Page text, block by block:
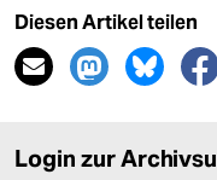
Diesen Artikel teilen
Login zur